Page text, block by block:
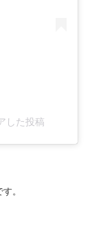
した投稿
。